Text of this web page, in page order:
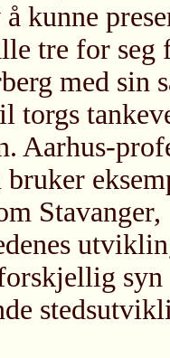
å kunne
tre for seg
med sin
Aarhus-
Stavanger,